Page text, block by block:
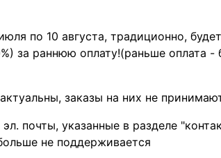
»
1858-
по 10 августа, традиционно, будет
за раннюю оплату!(раньше оплата -
заказы на них не
почты, указанные в разделе
не поддерживается